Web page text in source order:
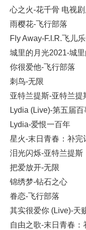
心之火-花千骨 电视
雨樱花-飞行部落
Fly Away-F.I.R.飞儿乐
城里的月光2021-城
你很爱他-飞行部落
刺鸟-无限
亚特兰提斯-亚特兰提
Lydia (Live)-第五届
Lydia-爱恨一百年
星火-末日青春：补完
泪光闪烁-亚特兰提斯
把爱放开-无限
锦绣梦-钻石之心
眷恋-飞行部落
其实很爱你 (Live)-天
自由之歌-末日青春：